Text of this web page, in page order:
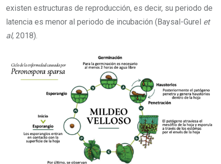
existen estructuras de reproducción, es decir, su periodo de
latencia es menor al periodo de incubación (Baysal-Gurel et
al, 2018).